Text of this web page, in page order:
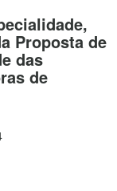
Proposta de
das
de